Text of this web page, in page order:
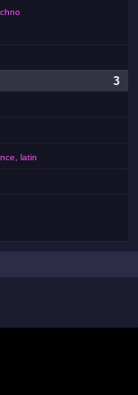
3
latin